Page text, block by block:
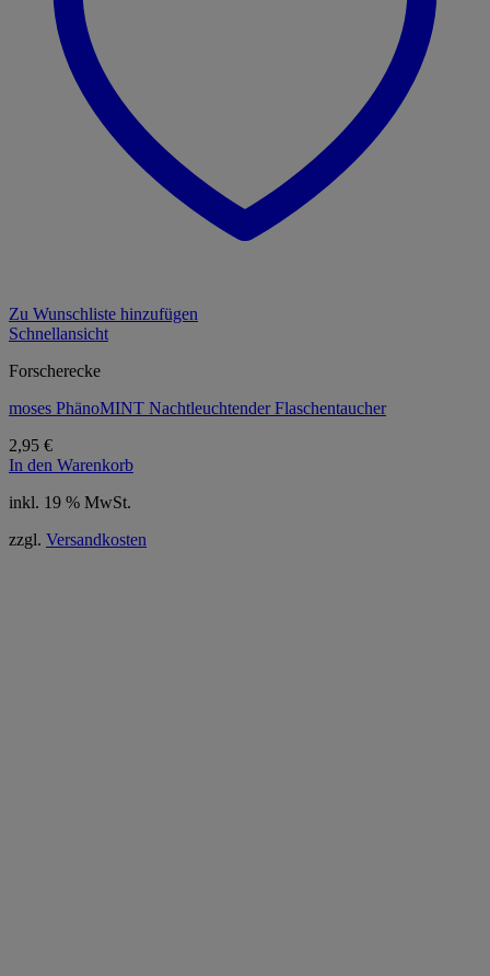
Zu Wunschliste hinzufügen
Schnellansicht
Forscherecke
moses PhänoMINT Nachtleuchtender Flaschentaucher
2,95 €
In den Warenkorb
inkl. 19 % MwSt.
zzgl. Versandkosten